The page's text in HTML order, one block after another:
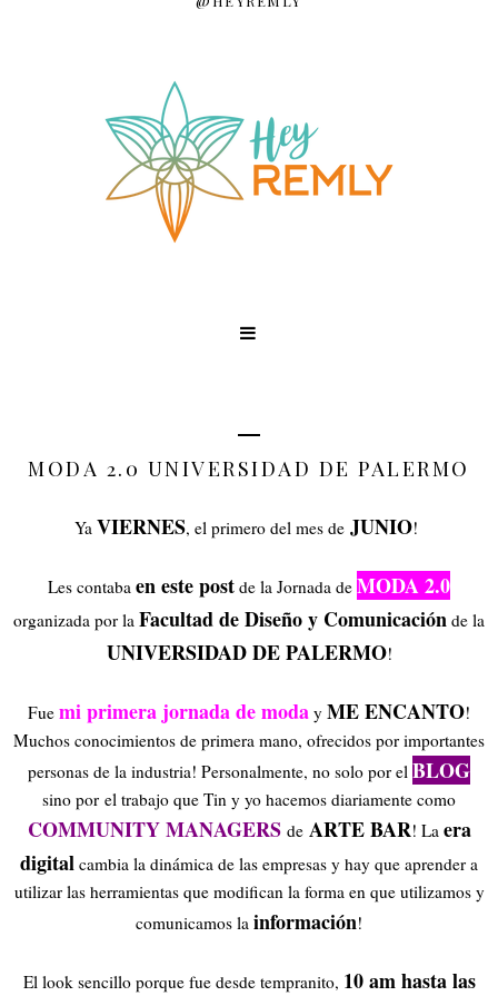
MODA 2.0 UNIVERSIDAD DE PALERMO
Ya VIERNES, el primero del mes de JUNIO!
Les contaba en este post de la Jornada de MODA 2.0
organizada por la Facultad de Diseño y Comunicación de la
UNIVERSIDAD DE PALERMO!
Fue mi primera jornada de moda y ME ENCANTO!
Muchos conocimientos de primera mano, ofrecidos por importantes
personas de la industria! Personalmente, no solo por el BLOG
sino por el trabajo que Tin y yo hacemos diariamente como
COMMUNITY MANAGERSde ARTE BAR! La era
digital cambia la dinámica de las empresas y hay que aprender a
utilizar las herramientas que modifican la forma en que utilizamos y
comunicamos la información!
El look sencillo porque fue desde tempranito, 10 am hasta las